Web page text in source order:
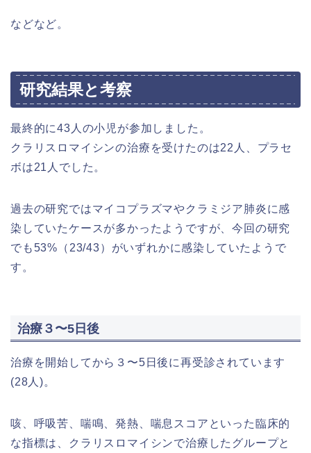
などなど。
研究結果と考察
最終的に43人の小児が参加しました。
クラリスロマイシンの治療を受けたのは22人、プラセ
ボは21人でした。
過去の研究ではマイコプラズマやクラミジア肺炎に感
染していたケースが多かったようですが、今回の研究
でも53%（23/43）がいずれかに感染していたようで
す。
治療３〜5日後
治療を開始してから３〜5日後に再受診されています
(28人)。
咳、呼吸苦、喘鳴、発熱、喘息スコアといった臨床的
な指標は、クラリスロマイシンで治療したグループと